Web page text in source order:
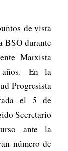
de vista
BSO durante
Marxista
En la
Progresista
el 5 de
Secretario
ante la
número de